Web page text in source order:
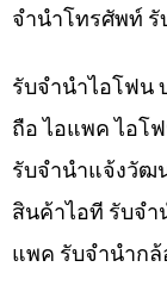
จำนำโทรศัพท์
รับจำนำไอโฟน
ถือ ไอแพค ไอโ
รับจํานําแจ้งวัฒ
สินค้าไอที รับจ
แพค รับจำนำกล้